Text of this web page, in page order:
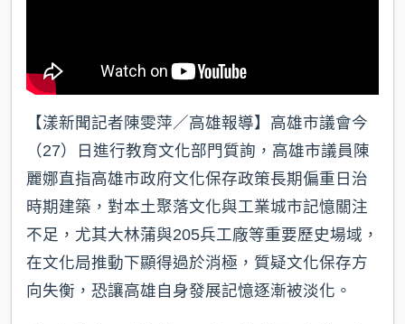
【漾新聞記者陳雯萍／高雄報導】高雄市議會今
（27）日進行教育文化部門質詢，高雄市議員陳
麗娜直指高雄市政府文化保存政策長期偏重日治
時期建築，對本土聚落文化與工業城市記憶關注
不足，尤其大林蒲與205兵工廠等重要歷史場域，
在文化局推動下顯得過於消極，質疑文化保存方
向失衡，恐讓高雄自身發展記憶逐漸被淡化。